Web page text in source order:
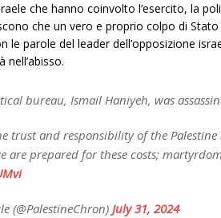
che hanno coinvolto l’esercito, la
che un vero e proprio colpo di
le parole del leader dell’opposizione
nell’abisso.
bureau, Ismail Haniyeh, was
trust and responsibility of the
are prepared for these costs;
(@PalestineChron) July 31, 2024